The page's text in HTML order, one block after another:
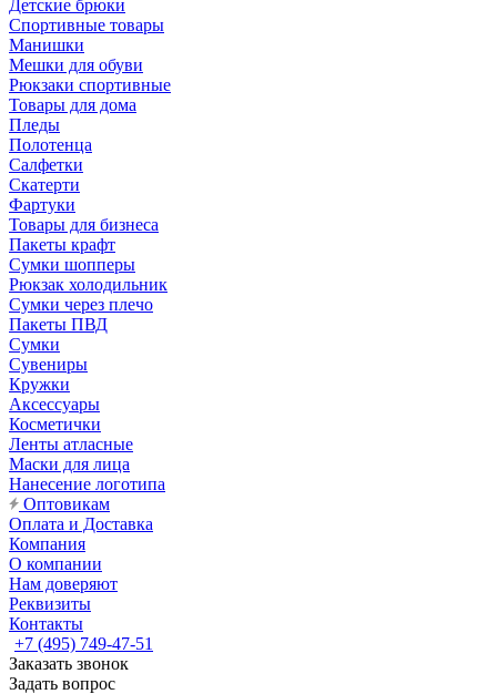
Детские брюки
Спортивные товары
Манишки
Мешки для обуви
Рюкзаки спортивные
Товары для дома
Пледы
Полотенца
Салфетки
Скатерти
Фартуки
Товары для бизнеса
Пакеты крафт
Сумки шопперы
Рюкзак холодильник
Сумки через плечо
Пакеты ПВД
Сумки
Сувениры
Кружки
Аксессуары
Косметички
Ленты атласные
Маски для лица
Нанесение логотипа
Оптовикам
Оплата и Доставка
Компания
О компании
Нам доверяют
Реквизиты
Контакты
+7 (495) 749-47-51
Заказать звонок
Задать вопрос